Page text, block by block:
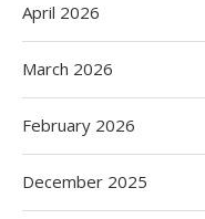
April 2026
March 2026
February 2026
December 2025